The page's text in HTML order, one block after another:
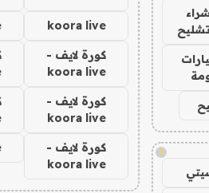
!
koora live
كورة لايف -
koora live
كورة لايف -
koora live
كورة لايف -
koora live